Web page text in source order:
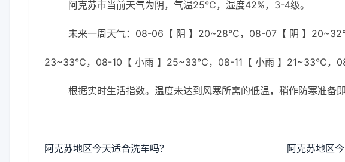
阿克苏市当前天气为阴，气温25℃，湿度42%，3-4级。
未来一周天气：08-06【 阴 】20~28℃，08-07【 阴 】
23~33℃，08-10【 小雨 】25~33℃，08-11【 小雨 】21~33℃，
根据实时生活指数。温度未达到风寒所需的低温，稍作防寒准备
阿克苏地区今天适合洗车吗？ 阿克苏地区